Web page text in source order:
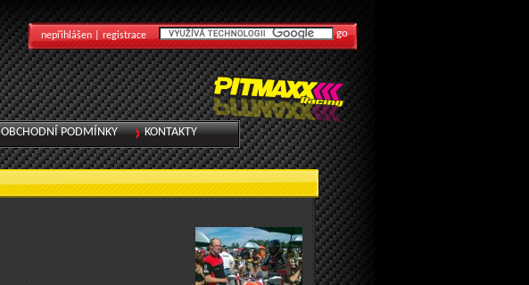
OBCHODNÍ PODMÍNKY KONTAKTY
nepřihlášen | registrace